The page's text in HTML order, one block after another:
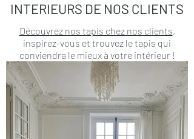
INTERIEURS DE NOS CLIENTS
Découvrez nos tapis chez nos clients,
inspirez-vous et trouvez le tapis qui
conviendra le mieux à votre intérieur !